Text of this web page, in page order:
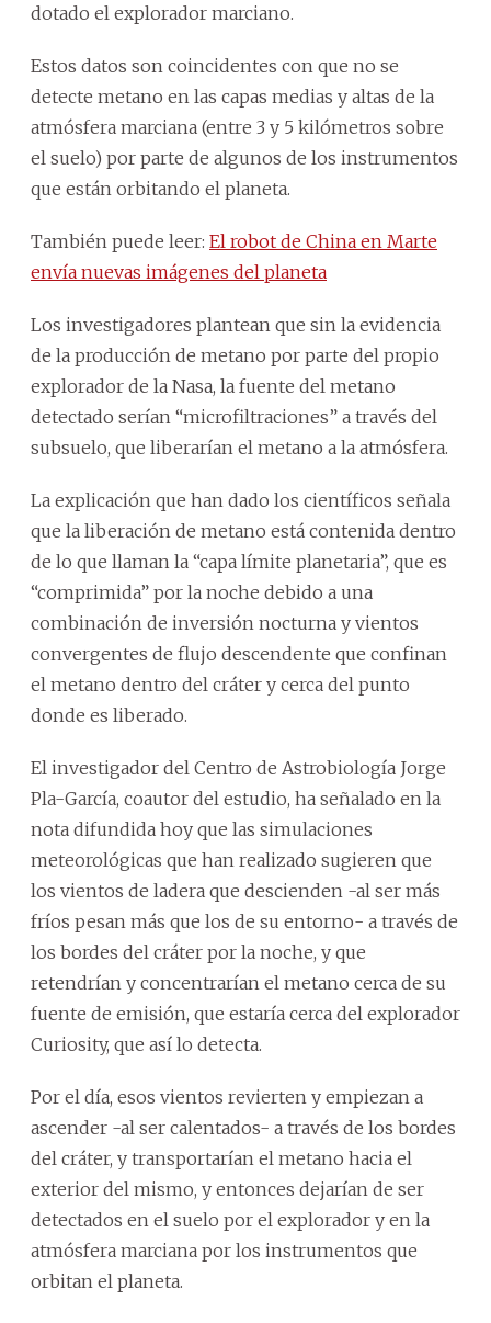
dotado el explorador marciano.
Estos datos son coincidentes con que no se
detecte metano en las capas medias y altas de la
atmósfera marciana (entre 3 y 5 kilómetros sobre
el suelo) por parte de algunos de los instrumentos
que están orbitando el planeta.
También puede leer: El robot de China en Marte
envía nuevas imágenes del planeta
Los investigadores plantean que sin la evidencia
de la producción de metano por parte del propio
explorador de la Nasa, la fuente del metano
detectado serían “microfiltraciones” a través del
subsuelo, que liberarían el metano a la atmósfera.
La explicación que han dado los científicos señala
que la liberación de metano está contenida dentro
de lo que llaman la “capa límite planetaria”, que es
“comprimida” por la noche debido a una
combinación de inversión nocturna y vientos
convergentes de flujo descendente que confinan
el metano dentro del cráter y cerca del punto
donde es liberado.
El investigador del Centro de Astrobiología Jorge
Pla-García, coautor del estudio, ha señalado en la
nota difundida hoy que las simulaciones
meteorológicas que han realizado sugieren que
los vientos de ladera que descienden -al ser más
fríos pesan más que los de su entorno- a través de
los bordes del cráter por la noche, y que
retendrían y concentrarían el metano cerca de su
fuente de emisión, que estaría cerca del explorador
Curiosity, que así lo detecta.
Por el día, esos vientos revierten y empiezan a
ascender -al ser calentados- a través de los bordes
del cráter, y transportarían el metano hacia el
exterior del mismo, y entonces dejarían de ser
detectados en el suelo por el explorador y en la
atmósfera marciana por los instrumentos que
orbitan el planeta.